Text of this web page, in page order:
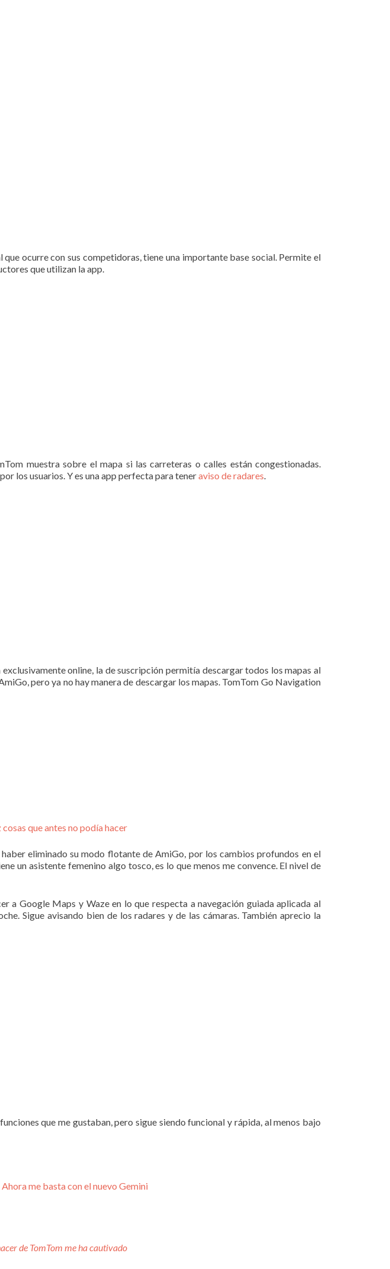
ocurre con sus competidoras, tiene una importante base social. Permite el
que utilizan la app.
muestra sobre el mapa si las carreteras o calles están congestionadas.
los usuarios. Y es una app perfecta para teneraviso de radares.
online, la de suscripción permitía descargar todos los mapas al
pero ya no hay manera de descargar los mapas. TomTom Go Navigation
que antes no podía hacer
eliminado su modo flotante de AmiGo, por los cambios profundos en el
un asistente femenino algo tosco, es lo que menos me convence. El nivel de
a Google Maps y Waze en lo que respecta a navegación guiada aplicada al
Sigue avisando bien de los radares y de las cámaras. También aprecio la
que me gustaban, pero sigue siendo funcional y rápida, al menos bajo
me basta con el nuevo Gemini
de TomTom me ha cautivado